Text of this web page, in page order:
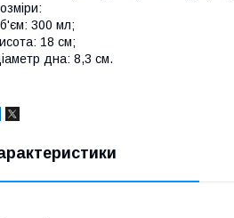
300 мл;
18 см;
дна: 8,3 см.